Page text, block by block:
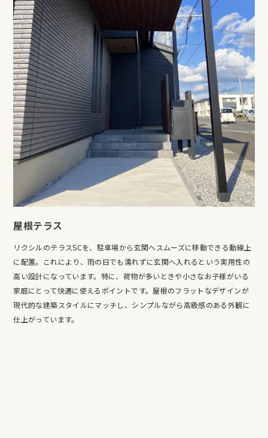
屋根テラス
リクシルのテラスSCを、駐車場から玄関へスムーズに移動できる動線上
に配置。これにより、雨の日でも濡れずに玄関へ入れるという実用性の
高い設計になっています。特に、荷物が多いときや小さなお子様がいる
家庭にとって快適に使えるポイントです。屋根のフラットなデザインが
現代的な建築スタイルにマッチし、シンプルながら高級感のある外観に
仕上がっています。